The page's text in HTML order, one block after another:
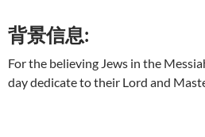
背景信息:
For the believing Jews in the
day dedicate to their Lord and